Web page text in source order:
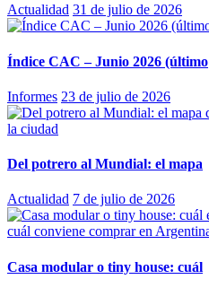
Actualidad 31 de julio de 2026
Índice CAC – Junio 2026 (último
Informes 23 de julio de 2026
Del potrero al Mundial: el mapa
Actualidad 7 de julio de 2026
Casa modular o tiny house: cuál